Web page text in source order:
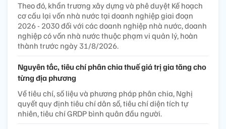
Theo đó, khẩn trương xây dựng và phê duyệt Kế hoạch
cơ cấu lại vốn nhà nước tại doanh nghiệp giai đoạn
2026 - 2030 đối với các doanh nghiệp nhà nước, doanh
nghiệp có vốn nhà nước thuộc phạm vi quản lý, hoàn
thành trước ngày 31/8/2026.
Nguyên tắc, tiêu chí phân chia thuế giá trị gia tăng cho
từng địa phương
Về tiêu chí, số liệu và phương pháp phân chia, Nghị
quyết quy định tiêu chí dân số, tiêu chí diện tích tự
nhiên, tiêu chí GRDP bình quân đầu người.